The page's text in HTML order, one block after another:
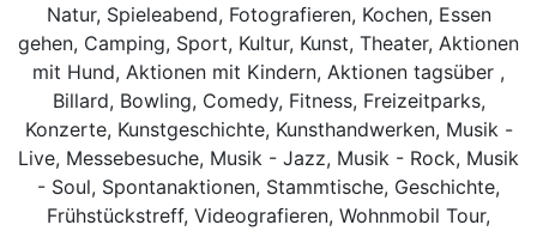
Natur, Spieleabend, Fotografieren, Kochen, Essen
gehen, Camping, Sport, Kultur, Kunst, Theater, Aktionen
mit Hund, Aktionen mit Kindern, Aktionen tagsüber ,
Billard, Bowling, Comedy, Fitness, Freizeitparks,
Konzerte, Kunstgeschichte, Kunsthandwerken, Musik -
Live, Messebesuche, Musik - Jazz, Musik - Rock, Musik
- Soul, Spontanaktionen, Stammtische, Geschichte,
Frühstückstreff, Videografieren, Wohnmobil Tour,